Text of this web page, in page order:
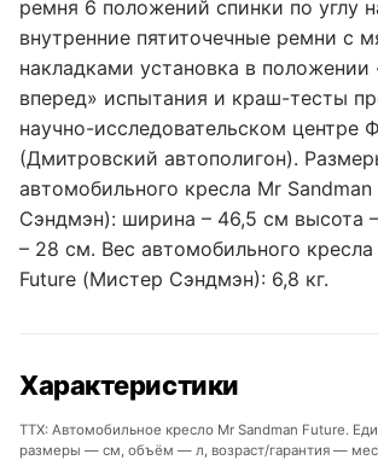
ремня 6 положений спинки по углу
внутренние пятиточечные ремни с
накладками установка в положении
вперед» испытания и краш-тесты
научно-исследовательском
(Дмитровский автополигон).
автомобильного кресла Mr
Сэндмэн): ширина – 46,5 см высота
– 28 см. Вес автомобильного
Future (Мистер Сэндмэн): 6,8 кг.
Характеристики
ТТХ: Автомобильное кресло Mr Sandman Future.
размеры — см, объём — л, возраст/гарантия —